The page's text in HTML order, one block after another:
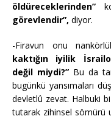
öldüreceklerinden”
görevlendir”, diyor.
-Firavun onu
kaktığın iyilik
değil miydi?” Bu da
bugünkü yansımaları
devletlû zevat. Halbuki
tutarak zihinsel sömürü